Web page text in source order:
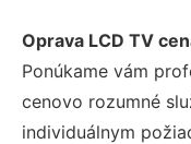
Oprava LCD TV
Ponúkame vám
cenovo rozumné
individuálnym